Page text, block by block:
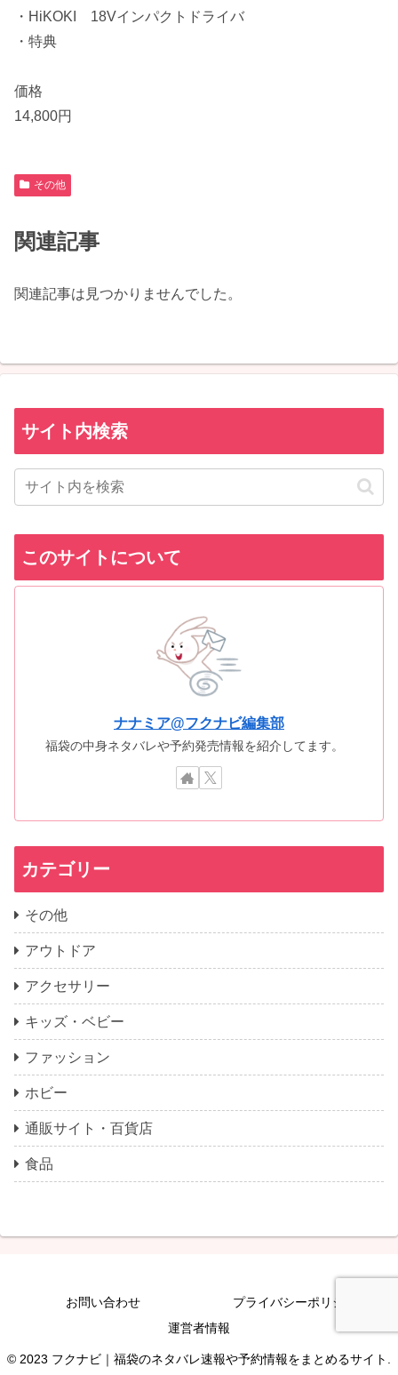
・HiKOKI 18Vインパクトドライバ
・特典
価格
14,800円
その他
関連記事
関連記事は見つかりませんでした。
サイト内検索
このサイトについて
ナナミア@フクナビ編集部
福袋の中身ネタバレや予約発売情報を紹介してます。
カテゴリー
その他
アウトドア
アクセサリー
キッズ・ベビー
ファッション
ホビー
通販サイト・百貨店
食品
お問い合わせ
プライバシーポリシー
運営者情報
© 2023 フクナビ｜福袋のネタバレ速報や予約情報をまとめるサイト.